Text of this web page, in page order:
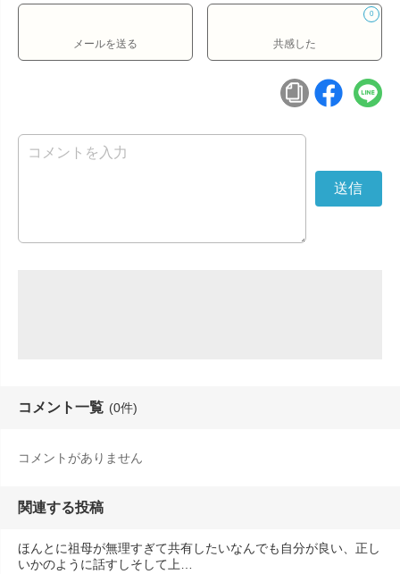
メールを送る
0
共感した
コメント一覧 (0件)
コメントがありません
関連する投稿
ほんとに祖母が無理すぎて共有したいなんでも自分が良い、正し
いかのように話すしそして上…